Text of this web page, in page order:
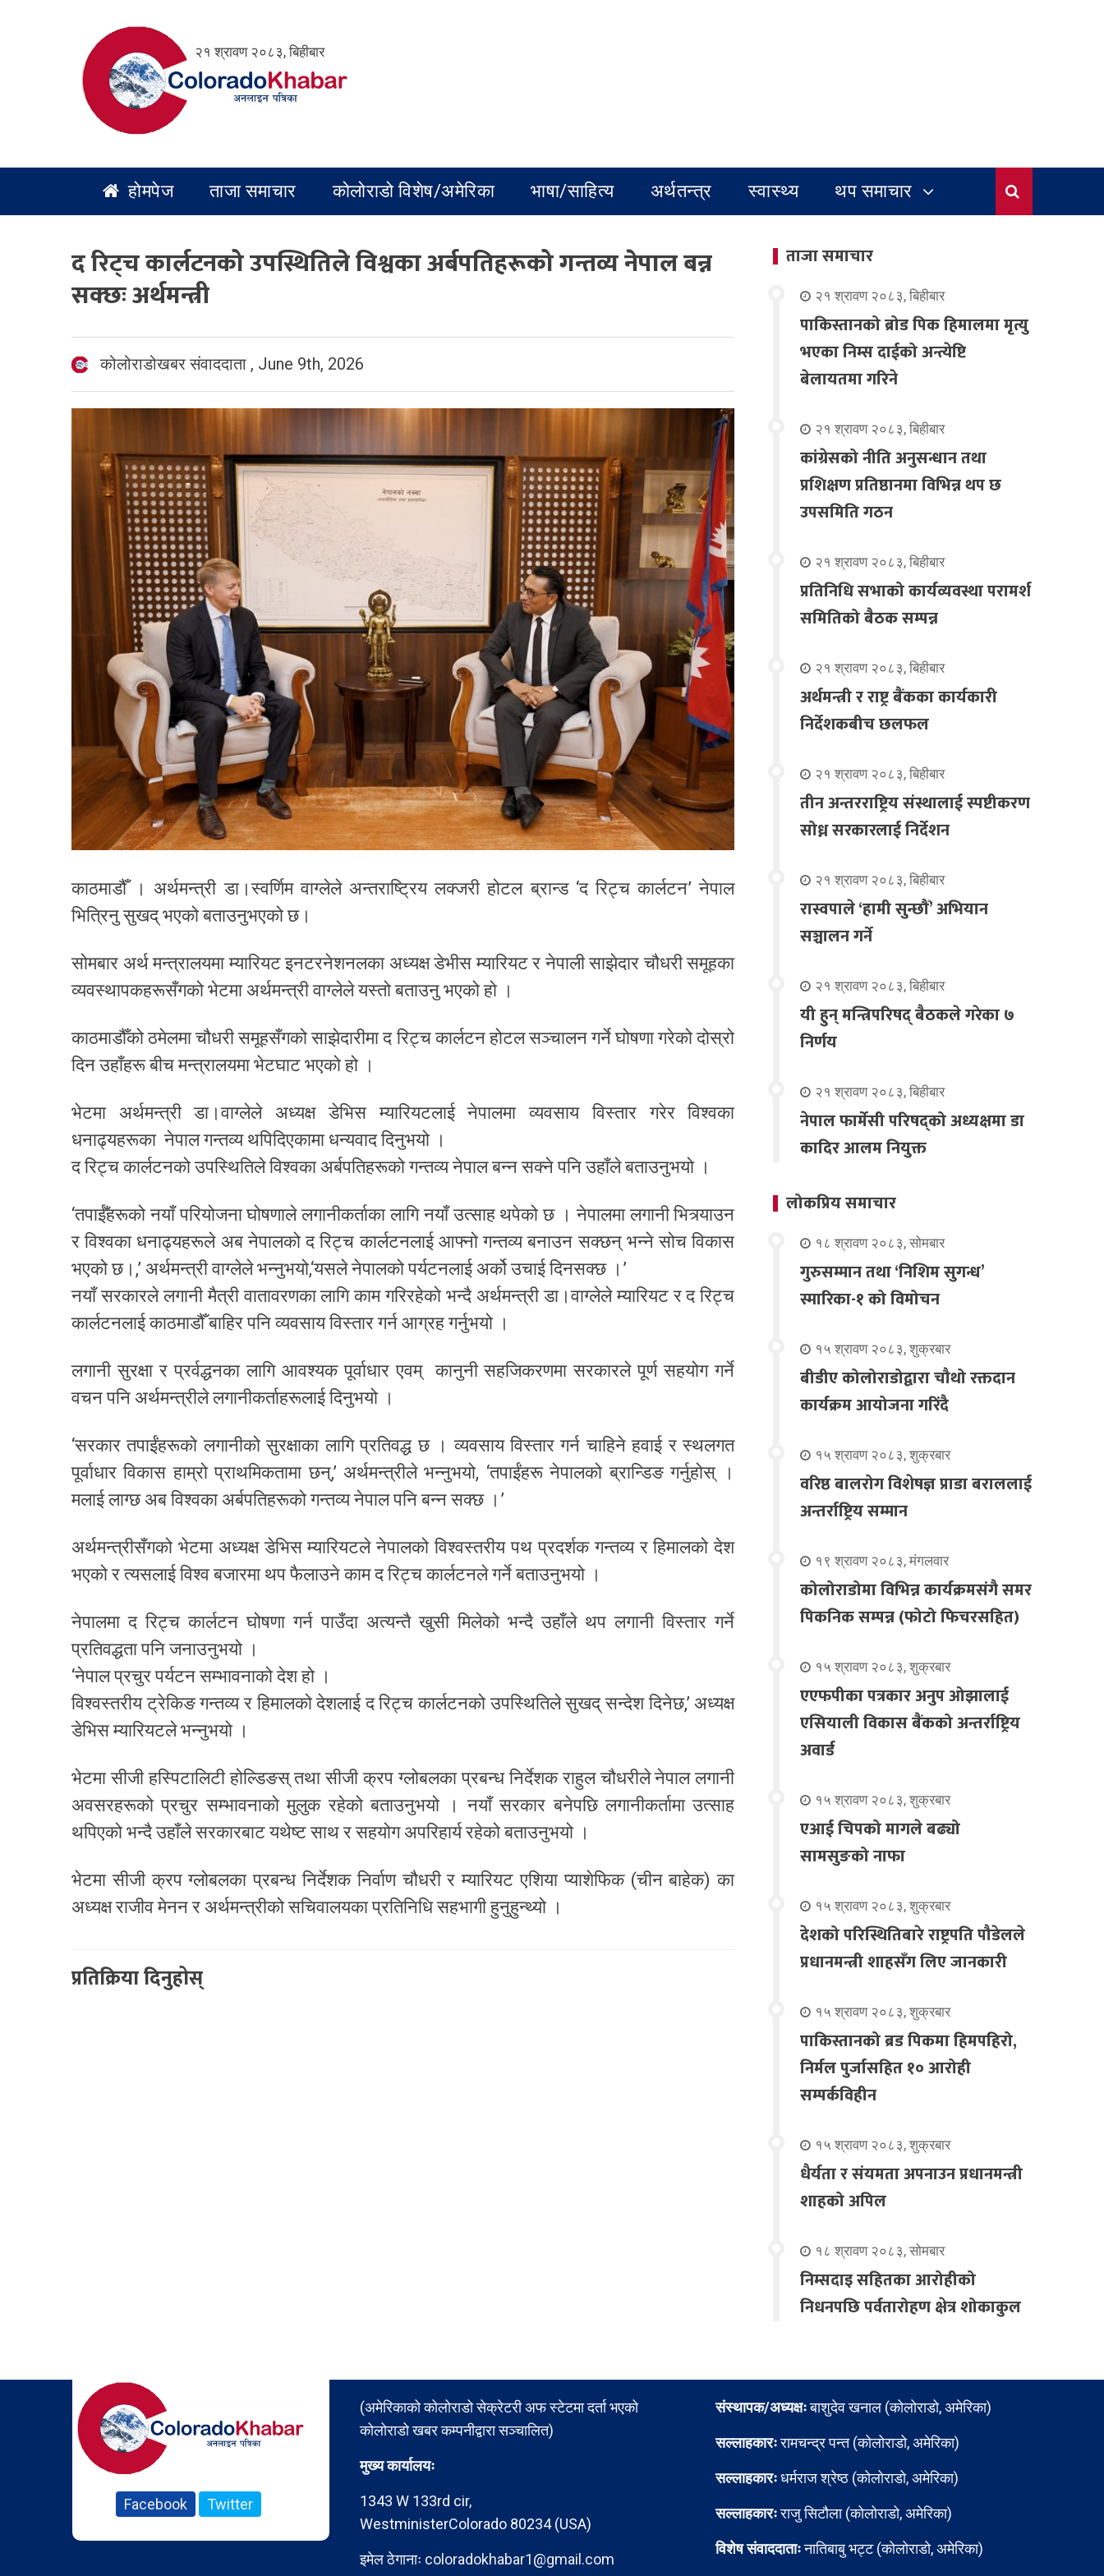
२१ श्रावण २०८३, बिहीबार
होमपेज ताजा समाचार कोलोराडो विशेष/अमेरिका भाषा/साहित्य अर्थतन्त्र स्वास्थ्य थप समाचार
द रिट्च कार्लटनको उपस्थितिले विश्वका अर्बपतिहरूको गन्तव्य नेपाल बन्न
सक्छः अर्थमन्त्री
कोलोराडोखबर संवाददाता , June 9th, 2026
काठमाडौँ । अर्थमन्त्री डा।स्वर्णिम वाग्लेले अन्तराष्ट्रिय लक्जरी होटल ब्रान्ड ‘द रिट्च कार्लटन’ नेपाल
भित्रिनु सुखद् भएको बताउनुभएको छ।
सोमबार अर्थ मन्त्रालयमा म्यारियट इनटरनेशनलका अध्यक्ष डेभीस म्यारियट र नेपाली साझेदार चौधरी समूहका
व्यवस्थापकहरूसँगको भेटमा अर्थमन्त्री वाग्लेले यस्तो बताउनु भएको हो ।
काठमाडौँको ठमेलमा चौधरी समूहसँगको साझेदारीमा द रिट्च कार्लटन होटल सञ्चालन गर्ने घोषणा गरेको दोस्रो
दिन उहाँहरू बीच मन्त्रालयमा भेटघाट भएको हो ।
भेटमा अर्थमन्त्री डा‍।वाग्लेले अध्यक्ष डेभिस म्यारियटलाई नेपालमा व्यवसाय विस्तार गरेर विश्वका
धनाढ्यहरूका नेपाल गन्तव्य थपिदिएकामा धन्यवाद दिनुभयो ।
द रिट्च कार्लटनको उपस्थितिले विश्वका अर्बपतिहरूको गन्तव्य नेपाल बन्न सक्ने पनि उहाँले बताउनुभयो ।
‘तपाईँहरूको नयाँ परियोजना घोषणाले लगानीकर्ताका लागि नयाँ उत्साह थपेको छ । नेपालमा लगानी भित्र्याउन
र विश्वका धनाढ्यहरूले अब नेपालको द रिट्च कार्लटनलाई आफ्नो गन्तव्य बनाउन सक्छन् भन्ने सोच विकास
भएको छ।,’ अर्थमन्त्री वाग्लेले भन्नुभयो,‘यसले नेपालको पर्यटनलाई अर्को उचाई दिनसक्छ ।’
नयाँ सरकारले लगानी मैत्री वातावरणका लागि काम गरिरहेको भन्दै अर्थमन्त्री डा।वाग्लेले म्यारियट र द रिट्च
कार्लटनलाई काठमाडौँ बाहिर पनि व्यवसाय विस्तार गर्न आग्रह गर्नुभयो ।
लगानी सुरक्षा र प्रर्वद्धनका लागि आवश्यक पूर्वाधार एवम् कानुनी सहजिकरणमा सरकारले पूर्ण सहयोग गर्ने
वचन पनि अर्थमन्त्रीले लगानीकर्ताहरूलाई दिनुभयो ।
‘सरकार तपाईंहरूको लगानीको सुरक्षाका लागि प्रतिवद्ध छ । व्यवसाय विस्तार गर्न चाहिने हवाई र स्थलगत
पूर्वाधार विकास हाम्रो प्राथमिकतामा छन्,’ अर्थमन्त्रीले भन्नुभयो, ‘तपाईंहरू नेपालको ब्रान्डिङ गर्नुहोस् ।
मलाई लाग्छ अब विश्वका अर्बपतिहरूको गन्तव्य नेपाल पनि बन्न सक्छ ।’
अर्थमन्त्रीसँगको भेटमा अध्यक्ष डेभिस म्यारियटले नेपालको विश्वस्तरीय पथ प्रदर्शक गन्तव्य र हिमालको देश
भएको र त्यसलाई विश्व बजारमा थप फैलाउने काम द रिट्च कार्लटनले गर्ने बताउनुभयो ।
नेपालमा द रिट्च कार्लटन घोषणा गर्न पाउँदा अत्यन्तै खुसी मिलेको भन्दै उहाँले थप लगानी विस्तार गर्ने
प्रतिवद्धता पनि जनाउनुभयो ।
‘नेपाल प्रचुर पर्यटन सम्भावनाको देश हो ।
विश्वस्तरीय ट्रेकिङ गन्तव्य र हिमालको देशलाई द रिट्च कार्लटनको उपस्थितिले सुखद् सन्देश दिनेछ,’ अध्यक्ष
डेभिस म्यारियटले भन्नुभयो ।
भेटमा सीजी हस्पिटालिटी होल्डिङस् तथा सीजी क्रप ग्लोबलका प्रबन्ध निर्देशक राहुल चौधरीले नेपाल लगानी
अवसरहरूको प्रचुर सम्भावनाको मुलुक रहेको बताउनुभयो । नयाँ सरकार बनेपछि लगानीकर्तामा उत्साह
थपिएको भन्दै उहाँले सरकारबाट यथेष्ट साथ र सहयोग अपरिहार्य रहेको बताउनुभयो ।
भेटमा सीजी क्रप ग्लोबलका प्रबन्ध निर्देशक निर्वाण चौधरी र म्यारियट एशिया प्याशेफिक (चीन बाहेक) का
अध्यक्ष राजीव मेनन र अर्थमन्त्रीको सचिवालयका प्रतिनिधि सहभागी हुनुहुन्थ्यो ।
प्रतिक्रिया दिनुहोस्
ताजा समाचार
२१ श्रावण २०८३, बिहीबार
पाकिस्तानको ब्रोड पिक हिमालमा मृत्यु
भएका निम्स दाईको अन्त्येष्टि
बेलायतमा गरिने
२१ श्रावण २०८३, बिहीबार
कांग्रेसको नीति अनुसन्धान तथा
प्रशिक्षण प्रतिष्ठानमा विभिन्न थप छ
उपसमिति गठन
२१ श्रावण २०८३, बिहीबार
प्रतिनिधि सभाको कार्यव्यवस्था परामर्श
समितिको बैठक सम्पन्न
२१ श्रावण २०८३, बिहीबार
अर्थमन्त्री र राष्ट्र बैंकका कार्यकारी
निर्देशकबीच छलफल
२१ श्रावण २०८३, बिहीबार
तीन अन्तरराष्ट्रिय संस्थालाई स्पष्टीकरण
सोध्न सरकारलाई निर्देशन
२१ श्रावण २०८३, बिहीबार
रास्वपाले ‘हामी सुन्छौँ’ अभियान
सञ्चालन गर्ने
२१ श्रावण २०८३, बिहीबार
यी हुन् मन्त्रिपरिषद् बैठकले गरेका ७
निर्णय
२१ श्रावण २०८३, बिहीबार
नेपाल फार्मेसी परिषद्को अध्यक्षमा डा
कादिर आलम नियुक्त
लोकप्रिय समाचार
१८ श्रावण २०८३, सोमबार
गुरुसम्मान तथा ‘निशिम सुगन्ध’
स्मारिका-१ को विमोचन
१५ श्रावण २०८३, शुक्रबार
बीडीए कोलोराडोद्वारा चौथो रक्तदान
कार्यक्रम आयोजना गरिंदै
१५ श्रावण २०८३, शुक्रबार
वरिष्ठ बालरोग विशेषज्ञ प्राडा बराललाई
अन्तर्राष्ट्रिय सम्मान
१९ श्रावण २०८३, मंगलवार
कोलोराडोमा विभिन्न कार्यक्रमसंगै समर
पिकनिक सम्पन्न (फोटो फिचरसहित)
१५ श्रावण २०८३, शुक्रबार
एएफपीका पत्रकार अनुप ओझालाई
एसियाली विकास बैंकको अन्तर्राष्ट्रिय
अवार्ड
१५ श्रावण २०८३, शुक्रबार
एआई चिपको मागले बढ्यो
सामसुङको नाफा
१५ श्रावण २०८३, शुक्रबार
देशको परिस्थितिबारे राष्ट्रपति पौडेलले
प्रधानमन्त्री शाहसँग लिए जानकारी
१५ श्रावण २०८३, शुक्रबार
पाकिस्तानको ब्रड पिकमा हिमपहिरो,
निर्मल पुर्जासहित १० आरोही
सम्पर्कविहीन
१५ श्रावण २०८३, शुक्रबार
धैर्यता र संयमता अपनाउन प्रधानमन्त्री
शाहको अपिल
१८ श्रावण २०८३, सोमबार
निम्सदाइ सहितका आरोहीको
निधनपछि पर्वतारोहण क्षेत्र शोकाकुल
Facebook Twitter
(अमेरिकाको कोलोराडो सेक्रेटरी अफ स्टेटमा दर्ता भएको
कोलोराडो खबर कम्पनीद्वारा सञ्चालित)
मुख्य कार्यालयः
1343 W 133rd cir,
WestministerColorado 80234 (USA)
इमेल ठेगानाः coloradokhabar1@gmail.com
संस्थापक/अध्यक्षःबाशुदेव खनाल (कोलोराडो, अमेरिका)
सल्लाहकारःरामचन्द्र पन्त (कोलोराडो, अमेरिका)
सल्लाहकारःधर्मराज श्रेष्ठ (कोलोराडो, अमेरिका)
सल्लाहकारःराजु सिटौला (कोलोराडो, अमेरिका)
विशेष संवाददाताःनातिबाबु भट्ट (कोलोराडो, अमेरिका)